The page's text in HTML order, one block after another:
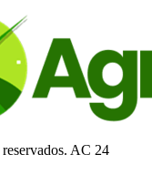
AC 24